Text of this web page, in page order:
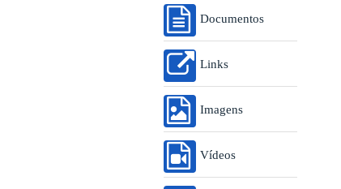
Documentos
Links
Imagens
Vídeos